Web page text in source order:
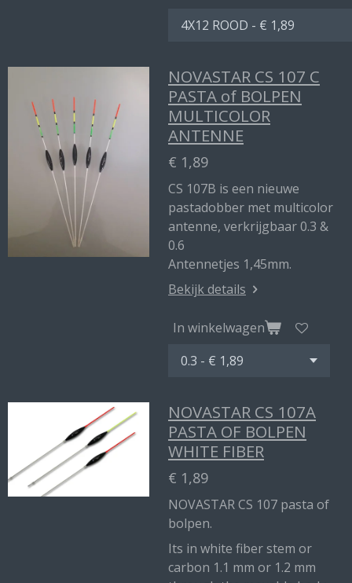
NOVASTAR CS 107 C
PASTA of BOLPEN
MULTICOLOR
ANTENNE
€ 1,89
CS 107B is een nieuwe
pastadobber met multicolor
antenne, verkrijgbaar 0.3 &
0.6
Antennetjes 1,45mm.
Bekijk details
In winkelwagen
NOVASTAR CS 107A
PASTA OF BOLPEN
WHITE FIBER
€ 1,89
NOVASTAR CS 107 pasta of
bolpen.
Its in white fiber stem or
carbon 1.1 mm or 1.2 mm